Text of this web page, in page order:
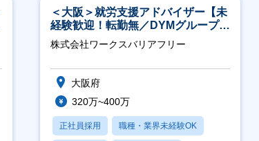
＜大阪＞就労支援アドバイザー【未
経験歓迎！転勤無／DYMグループ／
ホスピタリティ高い方歓迎／土日
祝】
株式会社ワークスバリアフリー
大阪府
320万~400万
正社員採用 職種・業界未経験OK